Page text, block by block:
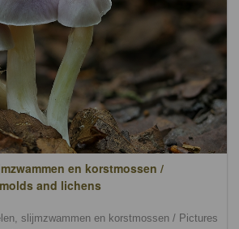
en korstmossen /
and lichens
slijmzwammen en korstmossen / Pictures